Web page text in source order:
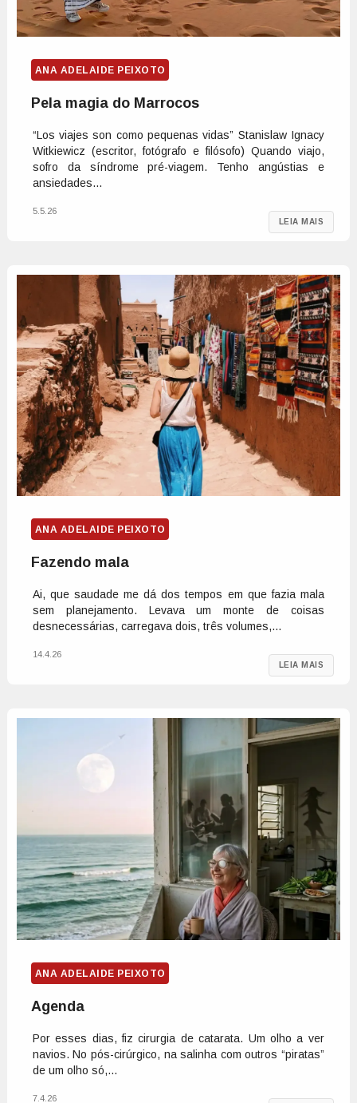
ANA ADELAIDE PEIXOTO
Pela magia do Marrocos
“Los viajes son como pequenas vidas” Stanislaw Ignacy
Witkiewicz (escritor, fotógrafo e filósofo) Quando viajo,
sofro da síndrome pré-viagem. Tenho angústias e
ansiedades...
LEIA MAIS
5.5.26
ANA ADELAIDE PEIXOTO
Fazendo mala
Ai, que saudade me dá dos tempos em que fazia mala
sem planejamento. Levava um monte de coisas
desnecessárias, carregava dois, três volumes,...
LEIA MAIS
14.4.26
ANA ADELAIDE PEIXOTO
Agenda
Por esses dias, fiz cirurgia de catarata. Um olho a ver
navios. No pós-cirúrgico, na salinha com outros “piratas”
de um olho só,...
7.4.26